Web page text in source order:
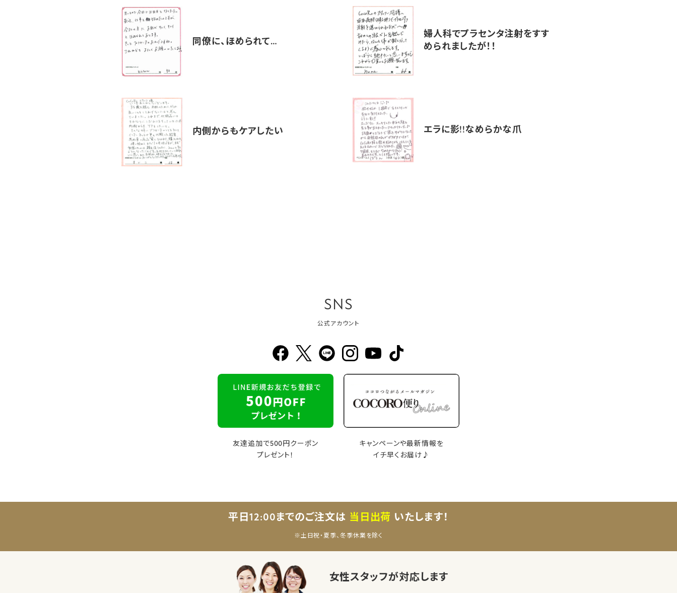
同僚に、ほめられて…
婦人科でプラセンタ注射をすす
められましたが！！
内側からもケアしたい エラに影!!なめらかな爪
SNS
公式アカウント
友達追加で500円クーポン
プレゼント！
キャンペーンや最新情報を
イチ早くお届け♪
平日12:00までのご注文は 当日出荷 いたします！
※土日祝・夏季、冬季休業を除く
女性スタッフが対応します